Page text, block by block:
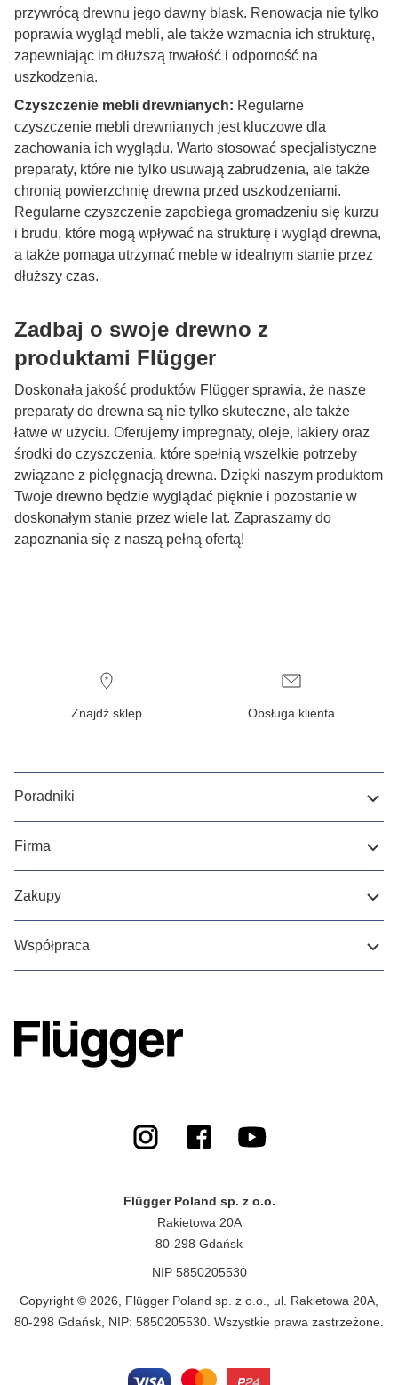
przywrócą drewnu jego dawny blask. Renowacja nie tylko
poprawia wygląd mebli, ale także wzmacnia ich strukturę,
zapewniając im dłuższą trwałość i odporność na
uszkodzenia.
Czyszczenie mebli drewnianych: Regularne
czyszczenie mebli drewnianych jest kluczowe dla
zachowania ich wyglądu. Warto stosować specjalistyczne
preparaty, które nie tylko usuwają zabrudzenia, ale także
chronią powierzchnię drewna przed uszkodzeniami.
Regularne czyszczenie zapobiega gromadzeniu się kurzu
i brudu, które mogą wpływać na strukturę i wygląd drewna,
a także pomaga utrzymać meble w idealnym stanie przez
dłuższy czas.
Zadbaj o swoje drewno z
produktami Flügger
Doskonała jakość produktów Flügger sprawia, że nasze
preparaty do drewna są nie tylko skuteczne, ale także
łatwe w użyciu. Oferujemy impregnaty, oleje, lakiery oraz
środki do czyszczenia, które spełnią wszelkie potrzeby
związane z pielęgnacją drewna. Dzięki naszym produktom
Twoje drewno będzie wyglądać pięknie i pozostanie w
doskonałym stanie przez wiele lat. Zapraszamy do
zapoznania się z naszą pełną ofertą!
Znajdź sklep Obsługa klienta
Poradniki
Firma
Zakupy
Współpraca
Flügger Poland sp. z o.o.
Rakietowa 20A
80-298 Gdańsk
NIP 5850205530
Copyright © 2026, Flügger Poland sp. z o.o., ul. Rakietowa 20A,
80-298 Gdańsk, NIP: 5850205530. Wszystkie prawa zastrzeżone.